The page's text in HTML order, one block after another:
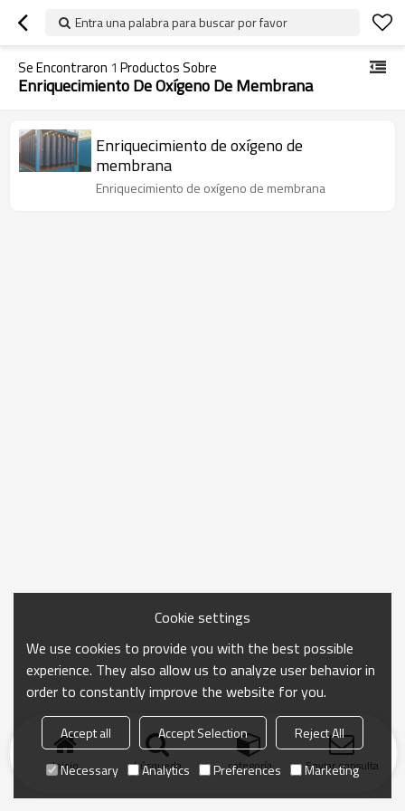
Entra una palabra para buscar por favor
Se Encontraron 1 Productos Sobre
Enriquecimiento De Oxígeno De Membrana
Enriquecimiento de oxígeno de
membrana
Enriquecimiento de oxígeno de membrana
Inicio búsqueda categoría Enviar consulta
Cookie settings
We use cookies to provide you with the best possible
experience. They also allow us to analyze user behavior in
order to constantly improve the website for you.
Accept all Accept Selection
Reject All
Necessary
Analytics Preferences Marketing